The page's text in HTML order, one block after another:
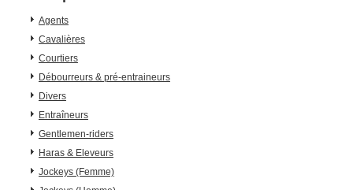
Agents
Cavalières
Courtiers
Débourreurs & pré-entraineurs
Divers
Entraîneurs
Gentlemen-riders
Haras & Eleveurs
Jockeys (Femme)